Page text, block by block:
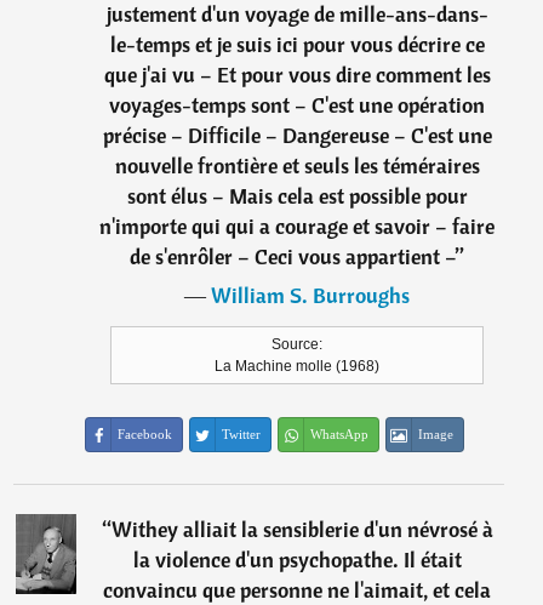
justement d'un voyage de mille-ans-dans-
le-temps et je suis ici pour vous décrire ce
que j'ai vu – Et pour vous dire comment les
voyages-temps sont – C'est une opération
précise – Difficile – Dangereuse – C'est une
nouvelle frontière et seuls les téméraires
sont élus – Mais cela est possible pour
n'importe qui qui a courage et savoir – faire
de s'enrôler – Ceci vous appartient –”
―William S. Burroughs
Source:
La Machine molle (1968)
Facebook Twitter WhatsApp Image
“Withey alliait la sensiblerie d'un névrosé à
la violence d'un psychopathe. Il était
convaincu que personne ne l'aimait, et cela